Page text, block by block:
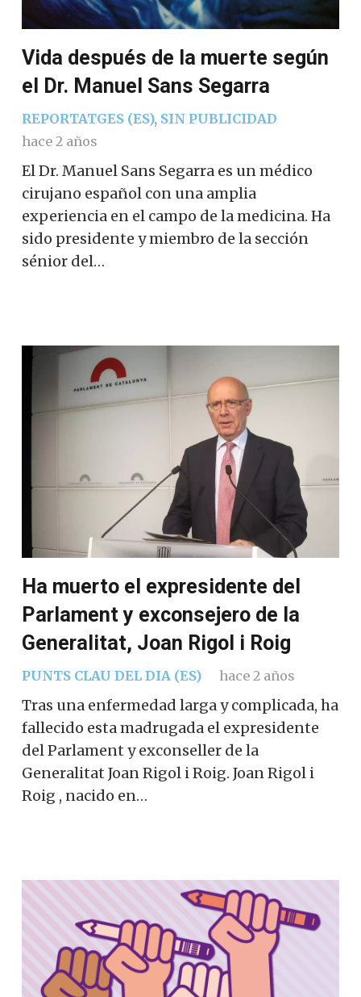
Vida después de la muerte según
el Dr. Manuel Sans Segarra
REPORTATGES (ES), SIN PUBLICIDAD
hace 2 años
El Dr. Manuel Sans Segarra es un médico
cirujano español con una amplia
experiencia en el campo de la medicina. Ha
sido presidente y miembro de la sección
sénior del…
Ha muerto el expresidente del
Parlament y exconsejero de la
Generalitat, Joan Rigol i Roig
PUNTS CLAU DEL DIA (ES) hace 2 años
Tras una enfermedad larga y complicada, ha
fallecido esta madrugada el expresidente
del Parlament y exconseller de la
Generalitat Joan Rigol i Roig. Joan Rigol i
Roig , nacido en…